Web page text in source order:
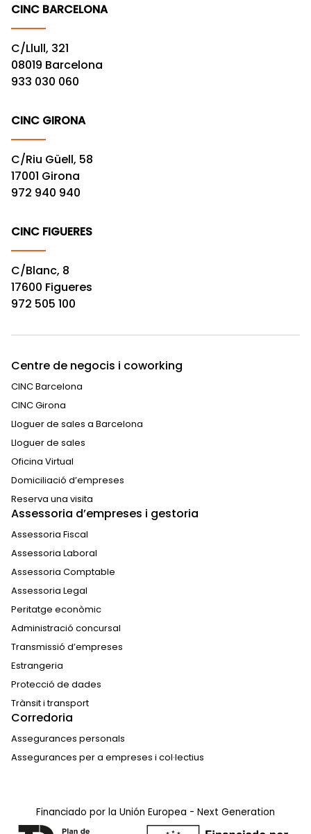
CINC BARCELONA
C/Llull, 321
08019 Barcelona
933 030 060
CINC GIRONA
C/Riu Güell, 58
17001 Girona
972 940 940
CINC FIGUERES
C/Blanc, 8
17600 Figueres
972 505 100
Centre de negocis i coworking
CINC Barcelona
CINC Girona
Lloguer de sales a Barcelona
Lloguer de sales
Oficina Virtual
Domiciliació d’empreses
Reserva una visita
Assessoria d’empreses i gestoria
Assessoria Fiscal
Assessoria Laboral
Assessoria Comptable
Assessoria Legal
Peritatge econòmic
Administració concursal
Transmissió d’empreses
Estrangeria
Protecció de dades
Trànsit i transport
Corredoria
Assegurances personals
Assegurances per a empreses i col·lectius
Financiado por la Unión Europea - Next Generation